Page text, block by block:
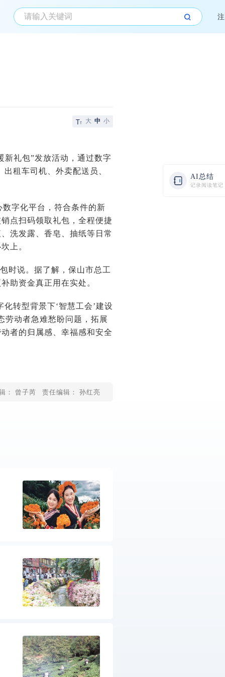
AI总结
记录阅读笔记
大 中 小
新礼包”发放活动，通过数字
租车司机、外卖配送员、
字化平台，符合条件的新
点扫码领取礼包，全程便捷
洗发露、香皂、抽纸等日常
上。
时说。据了解，保山市总工
助资金真正用在实处。
转型背景下‘智慧工会’建设
劳动者急难愁盼问题，拓展
者的归属感、幸福感和安全
： 曾子芮 责任编辑： 孙红亮